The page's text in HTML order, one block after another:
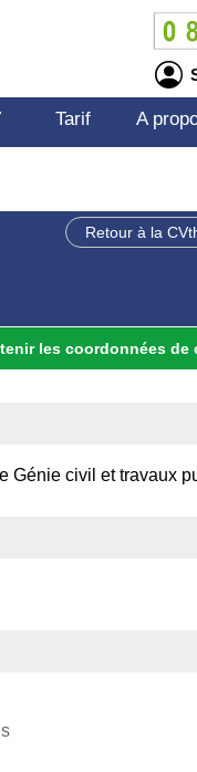
Tarif A
Retour à la
les coordonnées de
Génie civil et travaux